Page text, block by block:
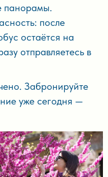
панорамы.
после
остаётся на
отправляетесь в
Забронируйте
уже сегодня —